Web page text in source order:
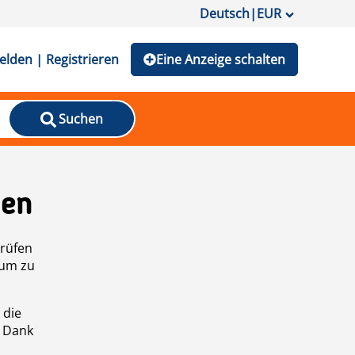
Deutsch|EUR
| Registrieren Eine Anzeige schalten
Suchen
zu
die